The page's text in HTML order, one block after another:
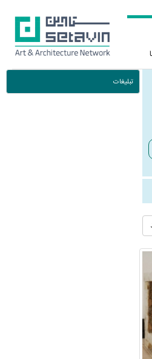
تبلیغات